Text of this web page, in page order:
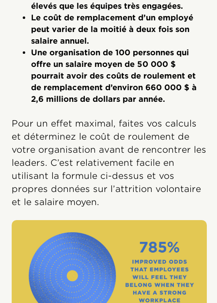
élevés que les équipes très engagées.
Le coût de remplacement d’un employé
peut varier de la moitié à deux fois son
salaire annuel.
Une organisation de 100 personnes qui
offre un salaire moyen de 50 000 $
pourrait avoir des coûts de roulement et
de remplacement d’environ 660 000 $ à
2,6 millions de dollars par année.
Pour un effet maximal, faites vos calculs
et déterminez le coût de roulement de
votre organisation avant de rencontrer les
leaders. C’est relativement facile en
utilisant la formule ci-dessus et vos
propres données sur l’attrition volontaire
et le salaire moyen.